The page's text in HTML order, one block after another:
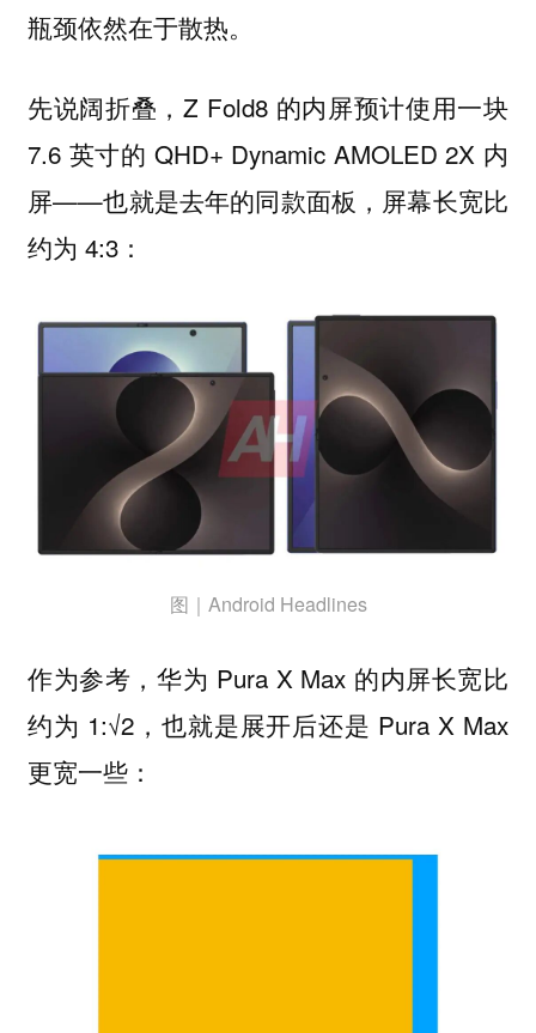
瓶颈依然在于散热。
先说阔折叠，Z Fold8 的内屏预计使用一块
7.6 英寸的 QHD+ Dynamic AMOLED 2X 内
屏——也就是去年的同款面板，屏幕长宽比
约为 4:3：
图｜Android Headlines
作为参考，华为 Pura X Max 的内屏长宽比
约为 1:√2，也就是展开后还是 Pura X Max
更宽一些：